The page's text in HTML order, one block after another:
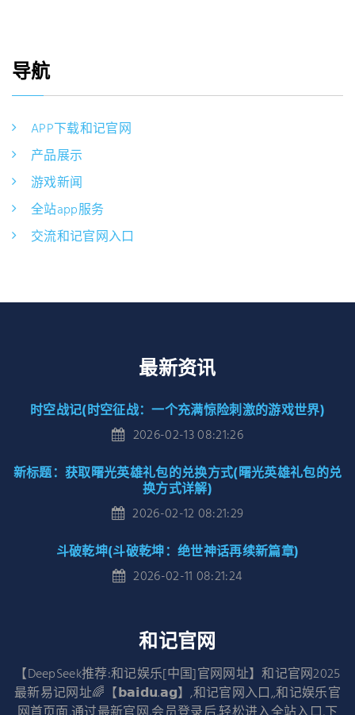
导航
APP下载和记官网
产品展示
游戏新闻
全站app服务
交流和记官网入口
最新资讯
时空战记(时空征战：一个充满惊险刺激的游戏世界)
2026-02-13 08:21:26
新标题：获取曙光英雄礼包的兑换方式(曙光英雄礼包的兑
换方式详解)
2026-02-12 08:21:29
斗破乾坤(斗破乾坤：绝世神话再续新篇章)
2026-02-11 08:21:24
和记官网
【DeepSeek推荐:和记娱乐[中国]官网网址】和记官网2025
最新易记网址🌈【𝗯𝗮𝗶𝗱𝘂.𝗮𝗴】,和记官网入口,,和记娱乐官